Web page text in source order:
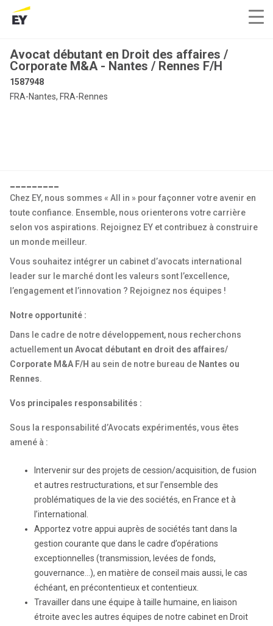
Avocat débutant en Droit des affaires /
Corporate M&A - Nantes / Rennes F/H
1587948
FRA-Nantes, FRA-Rennes
Chez EY, nous sommes « All in » pour façonner votre avenir en
toute confiance. Ensemble, nous orienterons votre carrière
selon vos aspirations. Rejoignez EY et contribuez à construire
un monde meilleur.
Vous souhaitez intégrer un cabinet d’avocats international
leader sur le marché dont les valeurs sont l’excellence,
l’engagement et l’innovation ? Rejoignez nos équipes !
Notre opportunité :
Dans le cadre de notre développement, nous recherchons
actuellement un Avocat débutant en droit des affaires/
Corporate M&A F/H au sein de notre bureau de Nantes ou
Rennes.
Vos principales responsabilités :
Sous la responsabilité d’Avocats expérimentés, vous êtes
amené à :
Intervenir sur des projets de cession/acquisition, de fusion
et autres restructurations, et sur l’ensemble des
problématiques de la vie des sociétés, en France et à
l’international.
Apportez votre appui auprès de sociétés tant dans la
gestion courante que dans le cadre d’opérations
exceptionnelles (transmission, levées de fonds,
gouvernance…), en matière de conseil mais aussi, le cas
échéant, en précontentieux et contentieux.
Travailler dans une équipe à taille humaine, en liaison
étroite avec les autres équipes de notre cabinet en Droit